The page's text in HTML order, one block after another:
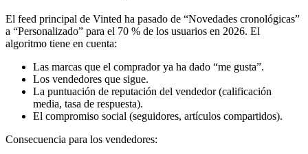
El feed principal de Vinted ha pasado de “Novedades cronológicas”
a “Personalizado” para el 70 % de los usuarios en 2026. El
algoritmo tiene en cuenta:
Las marcas que el comprador ya ha dado “me gusta”.
Los vendedores que sigue.
La puntuación de reputación del vendedor (calificación
media, tasa de respuesta).
El compromiso social (seguidores, artículos compartidos).
Consecuencia para los vendedores: